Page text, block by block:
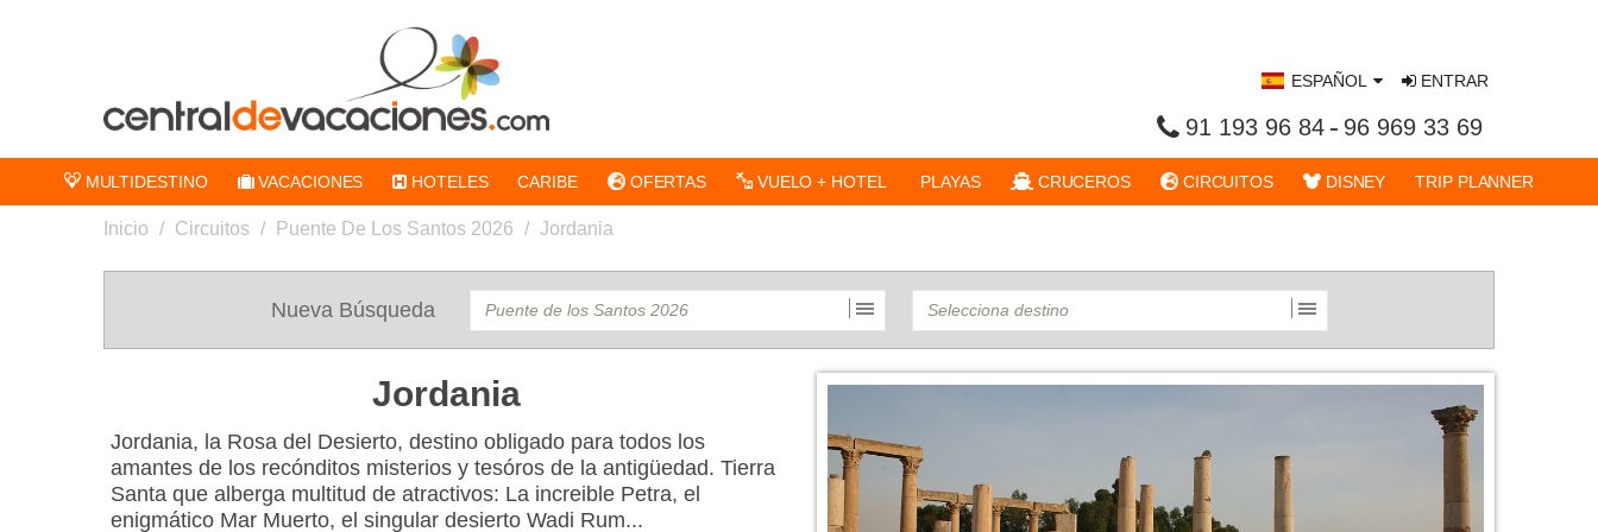
ESPAÑOL
91 193 96 84 96 969 33 69
ENTRAR
MULTIDESTINO VACACIONES HOTELES CARIBE OFERTAS VUELO + HOTEL PLAYAS CRUCEROS CIRCUITOS DISNEY TRIP PLANNER
Inicio / Circuitos / Puente De Los Santos 2026 / Jordania
Nueva Búsqueda
Jordania
Jordania, la Rosa del Desierto, destino obligado para todos los
amantes de los recónditos misterios y tesóros de la antigüedad. Tierra
Santa que alberga multitud de atractivos: La increible Petra, el
enigmático Mar Muerto, el singular desierto Wadi Rum...